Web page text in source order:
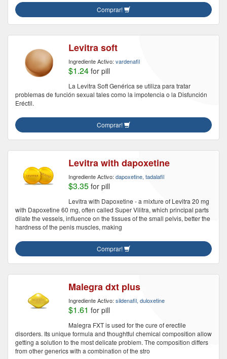
Comprar!
Levitra soft
Ingrediente Activo: vardenafil
$1.24 for pill
La Levitra Soft Genérica se utiliza para tratar
problemas de función sexual tales como la impotencia o la Disfunción
Eréctil.
Comprar!
Levitra with dapoxetine
Ingrediente Activo: dapoxetine, tadalafil
$3.35 for pill
Levitra with Dapoxetine - a mixture of Levitra 20 mg
with Dapoxetine 60 mg, often called Super Vilitra, which principal parts
dilate the vessels, influence on the tissues of the small pelvis, better the
hardness of the penis muscles, making
Comprar!
Malegra dxt plus
Ingrediente Activo: sildenafil, duloxetine
$1.61 for pill
Malegra FXT is used for the cure of erectile
disorders. Its unique formula and thoughtful chemical composition allow
getting a solution to the most delicate problem. The composition differs
from other generics with a combination of the stro